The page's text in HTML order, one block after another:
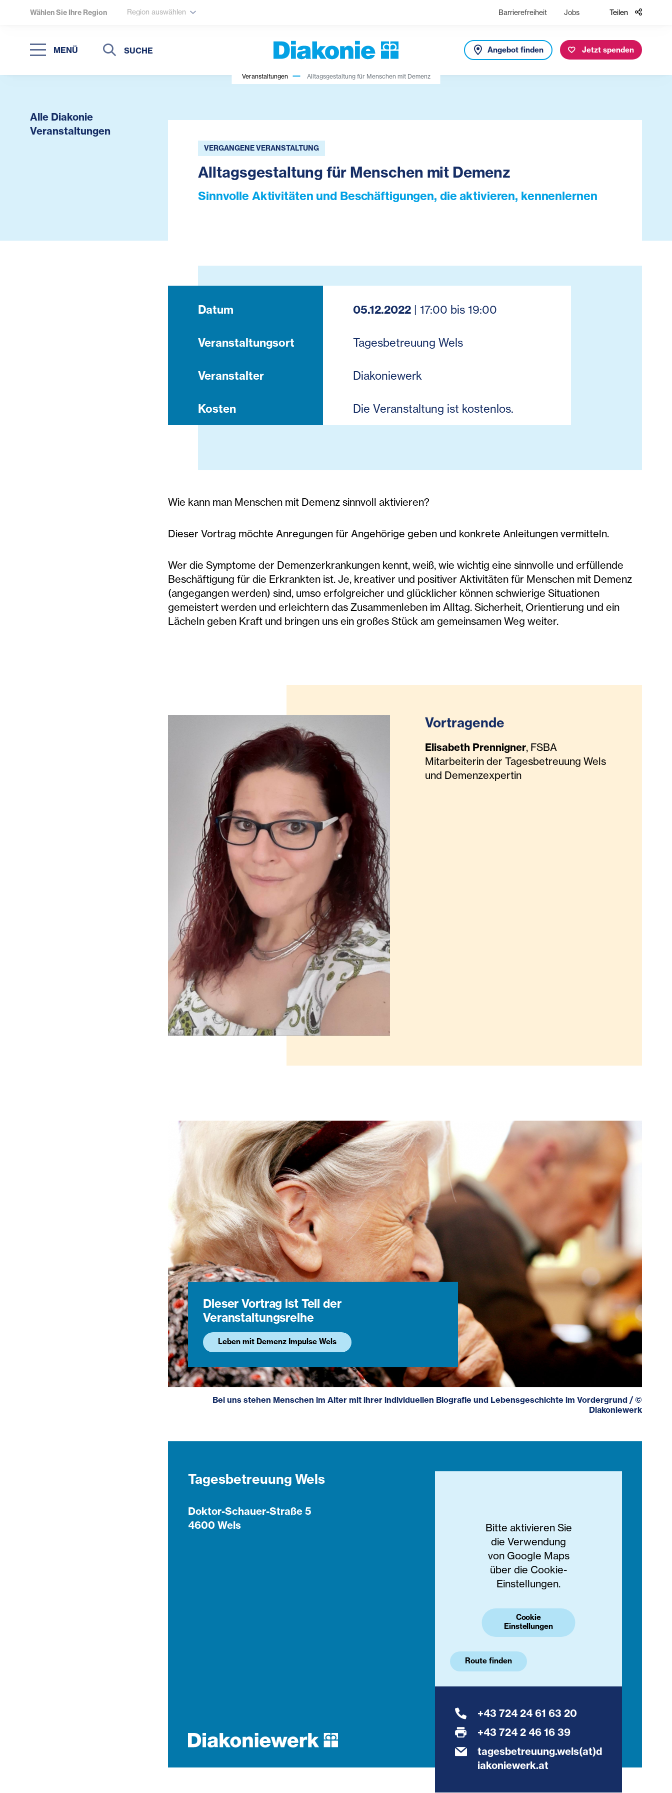
Wählen Sie Ihre Region Region auswählen Barrierefreiheit Jobs Teilen
MENÜ
Suche
Suche
Angebot finden Jetzt spenden
Veranstaltungen Alltagsgestaltung für Menschen mit Demenz
Alle Diakonie
Veranstaltungen
VERGANGENE VERANSTALTUNG
Alltagsgestaltung für Menschen mit Demenz
Sinnvolle Aktivitäten und Beschäftigungen, die aktivieren, kennenlernen
Datum 05.12.2022 | 17:00 bis 19:00
Veranstaltungsort Tagesbetreuung Wels
Veranstalter Diakoniewerk
Kosten Die Veranstaltung ist kostenlos.
Wie kann man Menschen mit Demenz sinnvoll aktivieren?
Dieser Vortrag möchte Anregungen für Angehörige geben und konkrete Anleitungen vermitteln.
Wer die Symptome der Demenzerkrankungen kennt, weiß, wie wichtig eine sinnvolle und erfüllende
Beschäftigung für die Erkrankten ist. Je, kreativer und positiver Aktivitäten für Menschen mit Demenz
(angegangen werden) sind, umso erfolgreicher und glücklicher können schwierige Situationen
gemeistert werden und erleichtern das Zusammenleben im Alltag. Sicherheit, Orientierung und ein
Lächeln geben Kraft und bringen uns ein großes Stück am gemeinsamen Weg weiter.
Vortragende
Elisabeth Prennigner, FSBA
Mitarbeiterin der Tagesbetreuung Wels
und Demenzexpertin
Dieser Vortrag ist Teil der
Veranstaltungsreihe
Leben mit Demenz Impulse Wels
Bei uns stehen Menschen im Alter mit ihrer individuellen Biografie und Lebensgeschichte im Vordergrund / ©
Diakoniewerk
Tagesbetreuung Wels
Doktor-Schauer-Straße 5
4600 Wels
Bitte aktivieren Sie
die Verwendung
von Google Maps
über die Cookie-
Einstellungen.
Cookie
Einstellungen
Route finden
+43 724 24 61 63 20
+43 724 2 46 16 39
tagesbetreuung.wels(at)d
iakoniewerk.at